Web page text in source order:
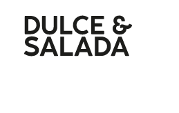
contenido